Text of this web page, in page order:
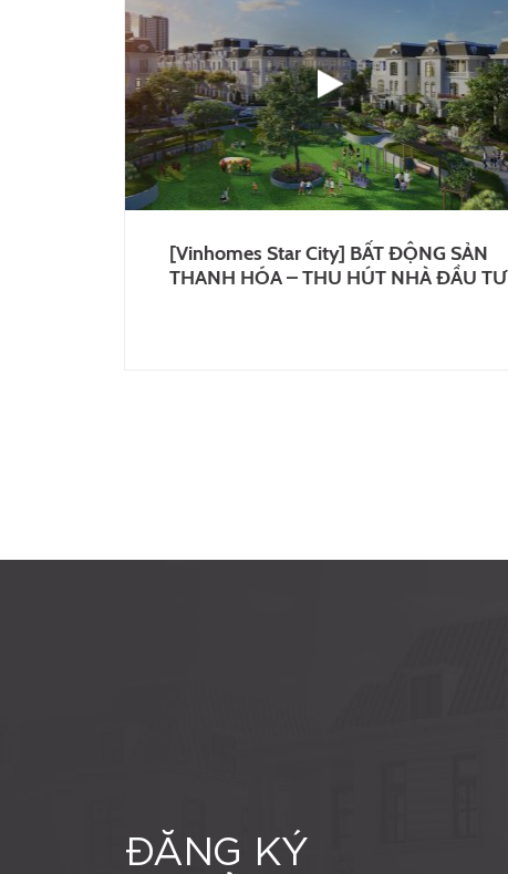
[Vinhomes Star City] BẤT ĐỘNG SẢN
THANH HÓA – THU HÚT NHÀ ĐẦU TƯ
ĐĂNG KÝ